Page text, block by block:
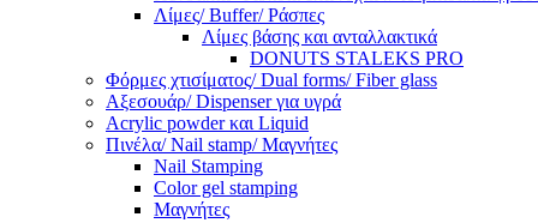
Λίμες/ Buffer/ Ράσπες
Λίμες βάσης και ανταλλακτικά
DONUTS STALEKS PRO
Φόρμες χτισίματος/ Dual forms/ Fiber glass
Αξεσουάρ/ Dispenser για υγρά
Acrylic powder και Liquid
Πινέλα/ Nail stamp/ Μαγνήτες
Nail Stamping
Color gel stamping
Μαγνήτες